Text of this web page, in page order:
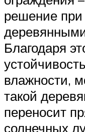
решение при
Благодаря
влажности,
такой
переносит
солнечных